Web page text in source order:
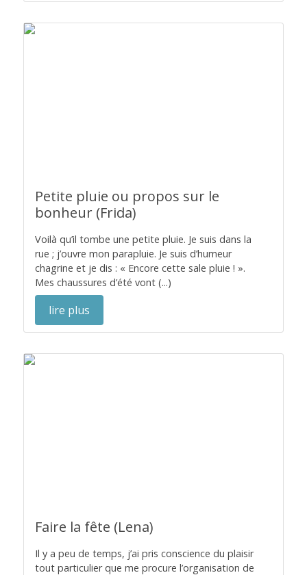
Petite pluie ou propos sur le
bonheur (Frida)
Voilà qu’il tombe une petite pluie. Je suis dans la
rue ; j’ouvre mon parapluie. Je suis d’humeur
chagrine et je dis : « Encore cette sale pluie ! ».
Mes chaussures d’été vont (...)
lire plus
Faire la fête (Lena)
Il y a peu de temps, j’ai pris conscience du plaisir
tout particulier que me procure l’organisation de